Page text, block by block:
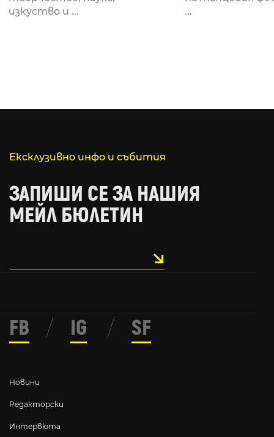
изкуство и ...
...
Ексклузивно инфо и събития
ЗАПИШИ СЕ ЗА НАШИЯ
МЕЙЛ БЮЛЕТИН
Новини
Редакторски
Интервюта
FB / IG / SF